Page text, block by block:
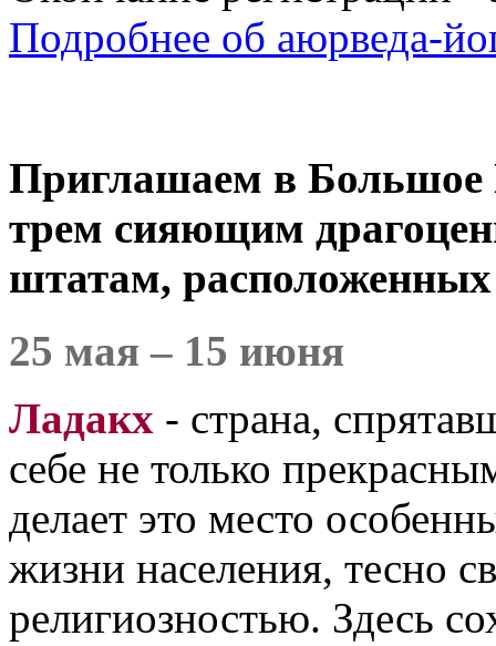
Подробнее об аюрведа-
Приглашаем в Большое
трем сияющим
штатам,
25 мая – 15 июня
Ладакх - страна,
себе не только
делает это место
жизни населения, тесно
религиозностью. Здесь